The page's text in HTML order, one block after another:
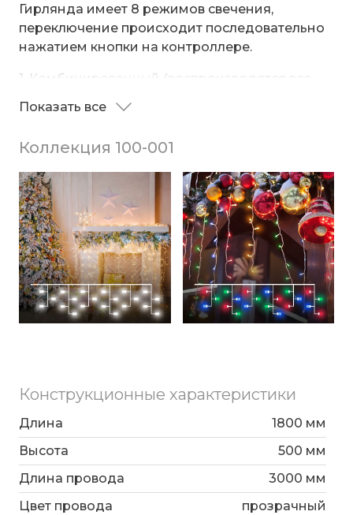
Гирлянда имеет 8 режимов свечения,
переключение происходит последовательно
нажатием кнопки на контроллере.
1. Комбинированный (воспроизводятся все
2. Волнообразный
4. Перетекающий
5. Бегущая вспышка
6. Затухающий (плавное зажигание и
постепенное затухание)
7. Мерцающий (последовательное мерцание)
8. Постоянный (статичное свечение)
Показать все
Коллекция 100-001
Конструкционные характеристики
Длина
1800 мм
Высота
500 мм
Длина провода
3000 мм
Цвет провода
прозрачный